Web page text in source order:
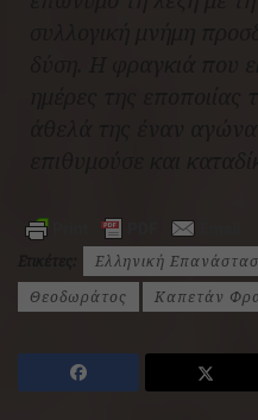
Ελληνική
Θεοδωράτος
Καπετάν